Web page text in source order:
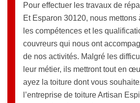
Pour effectuer les travaux de
Et Esparon 30120, nous mettons
les compétences et les
couvreurs qui nous ont
de nos activités. Malgré les
leur métier, ils mettront tout en
ayez la toiture dont vous
l’entreprise de toiture Artisan